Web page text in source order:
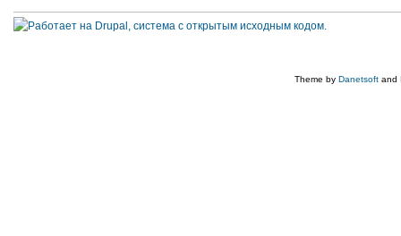
Theme by Danetsoft and